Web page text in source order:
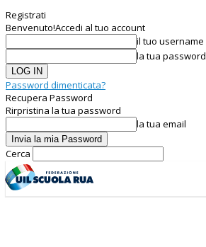
Registrati
Benvenuto!Accedi al tuo account
il tuo username
la tua password
Password dimenticata?
Recupera Password
Rirpristina la tua password
la tua email
Cerca